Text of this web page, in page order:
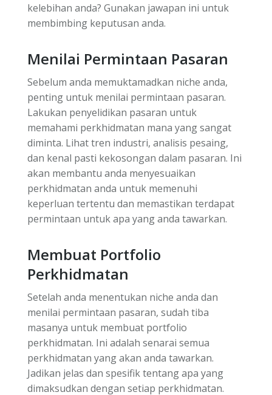
kelebihan anda? Gunakan jawapan ini untuk
membimbing keputusan anda.
Menilai Permintaan Pasaran
Sebelum anda memuktamadkan niche anda,
penting untuk menilai permintaan pasaran.
Lakukan penyelidikan pasaran untuk
memahami perkhidmatan mana yang sangat
diminta. Lihat tren industri, analisis pesaing,
dan kenal pasti kekosongan dalam pasaran. Ini
akan membantu anda menyesuaikan
perkhidmatan anda untuk memenuhi
keperluan tertentu dan memastikan terdapat
permintaan untuk apa yang anda tawarkan.
Membuat Portfolio
Perkhidmatan
Setelah anda menentukan niche anda dan
menilai permintaan pasaran, sudah tiba
masanya untuk membuat portfolio
perkhidmatan. Ini adalah senarai semua
perkhidmatan yang akan anda tawarkan.
Jadikan jelas dan spesifik tentang apa yang
dimaksudkan dengan setiap perkhidmatan.